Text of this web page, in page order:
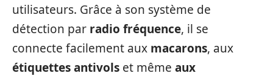
utilisateurs. Grâce à son système de
détection par radio fréquence, il se
connecte facilement aux macarons, aux
étiquettes antivols et même aux